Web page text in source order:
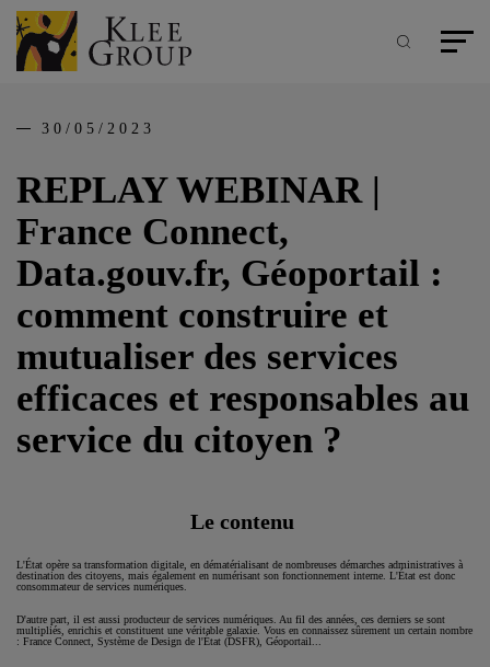
Aller
au
contenu
principal
Recherche
Menu
REPLAY WEBINAR |
France Connect,
Data.gouv.fr, Géoportail :
comment construire et
mutualiser des services
efficaces et responsables au
service du citoyen ?
30/05/2023
Le contenu
L'État opère sa transformation digitale, en dématérialisant de nombreuses démarches administratives à
destination des citoyens, mais également en numérisant son fonctionnement interne. L'État est donc
consommateur de services numériques.
D'autre part, il est aussi producteur de services numériques. Au fil des années, ces derniers se sont
multipliés, enrichis et constituent une véritable galaxie. Vous en connaissez sûrement un certain nombre
: France Connect, Système de Design de l'État (DSFR), Géoportail...